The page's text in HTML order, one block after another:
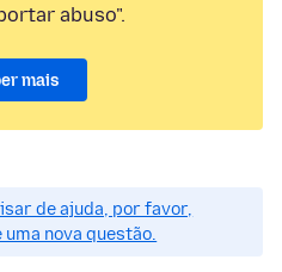
abuso".
mais
de ajuda, por favor,
uma nova questão.